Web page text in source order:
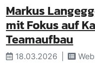
Markus
mit Fokus auf
Teamaufbau
18.03.2026